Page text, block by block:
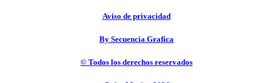
Aviso de privacidad
By Secuencia Grafica
© Todos los derechos reservados